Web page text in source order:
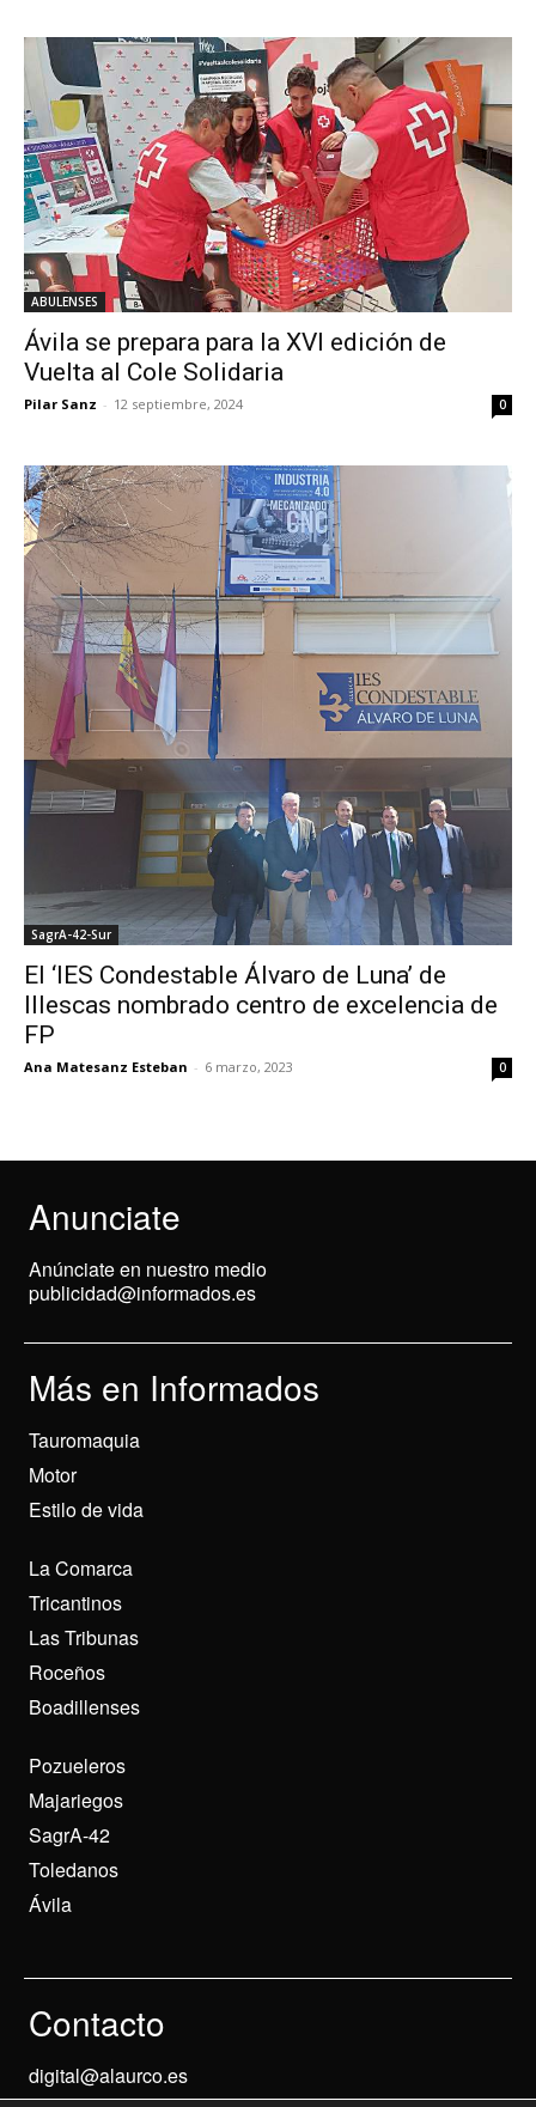
ABULENSES
Ávila se prepara para la XVI edición de
Vuelta al Cole Solidaria
Pilar Sanz - 12 septiembre, 2024 0
SagrA-42-Sur
El ‘IES Condestable Álvaro de Luna’ de
Illescas nombrado centro de excelencia de
FP
Ana Matesanz Esteban - 6 marzo, 2023 0
Anunciate
Anúnciate en nuestro medio
publicidad@informados.es
Más en Informados
Tauromaquia
Motor
Estilo de vida
La Comarca
Tricantinos
Las Tribunas
Roceños
Boadillenses
Pozueleros
Majariegos
SagrA-42
Toledanos
Ávila
Contacto
digital@alaurco.es